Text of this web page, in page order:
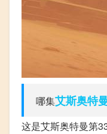
哪集艾斯奥特
这是艾斯奥特曼第